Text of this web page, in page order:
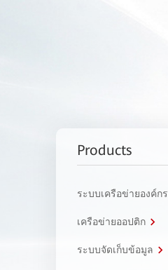
Products
ระบบเครือข่ายองค์กร
เครือข่ายออปติก
ระบบจัดเก็บข้อมูล